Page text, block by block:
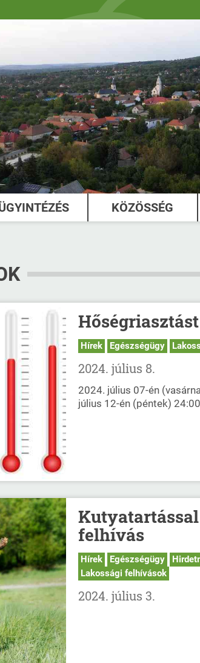
KÖZÖSSÉG
Hírek Egészségügy
2024. július 8.
2024. július 07-én
július 12-én (péntek)
felhívás
Hírek Egészségügy
Lakossági felhívások
2024. július 3.